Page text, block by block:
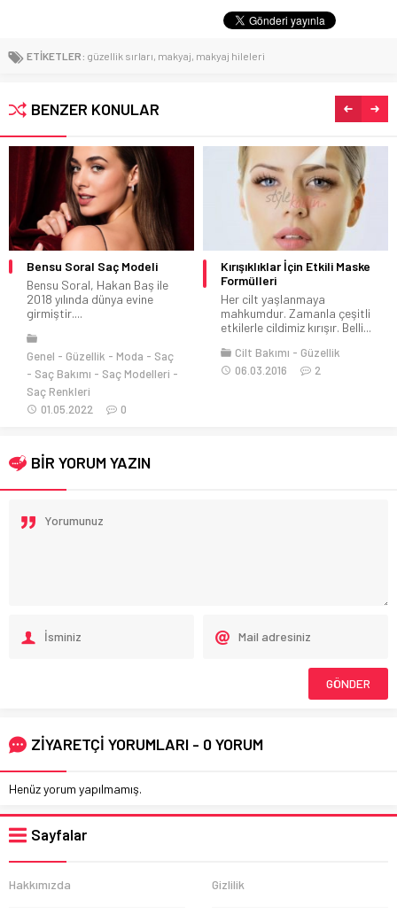
ETİKETLER: güzellik sırları, makyaj, makyaj hileleri
BENZER KONULAR
Soral Saç Modeli
Soral, Hakan Baş ile
yılında dünya evine
Güzellik Moda
Saç
Saç Bakımı
Saç Modelleri
Renkleri
01.05.2022
0
Kırışıklıklar İçin Etkili Maske
Formülleri
Her cilt yaşlanmaya
mahkumdur. Zamanla çeşitli
etkilerle cildimiz kırışır. Belli...
Cilt Bakımı
Güzellik
06.03.2016
2
BİR YORUM YAZIN
ZİYARETÇİ YORUMLARI - 0 YORUM
Henüz yorum yapılmamış.
Sayfalar
Hakkımızda Gizlilik